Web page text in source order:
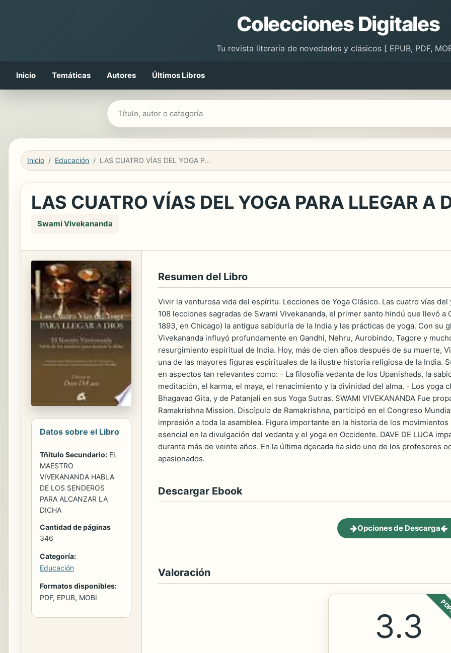
Colecciones Digitales
Tu revista literaria de novedades y clásicos [ EPUB, PDF,
Inicio Temáticas Autores Últimos Libros
Buscar libros
Inicio Educación LAS CUATRO VÍAS DEL YOGA PARA LLEGAR A DIOS
LAS CUATRO VÍAS DEL YOGA PARA LLEGAR A
Swami Vivekananda
Datos sobre el Libro
Tñitulo Secundario: EL
MAESTRO
VIVEKANANDA HABLA
DE LOS SENDEROS
PARA ALCANZAR LA
DICHA
Cantidad de páginas
346
Categoría:
Educación
Formatos disponibles:
PDF, EPUB, MOBI
Resumen del Libro
Vivir la venturosa vida del espíritu. Lecciones de Yoga Clásico. Las cuatro vías
108 lecciones sagradas de Swami Vivekananda, el primer santo hindú que llevó
1893, en Chicago) la antigua sabiduría de la India y las prácticas de yoga. Con su
Vivekananda influyó profundamente en Gandhi, Nehru, Aurobindo, Tagore y
resurgimiento espiritual de India. Hoy, más de cien años después de su muerte,
una de las mayores figuras espirituales de la ilustre historia religiosa de la India.
en aspectos tan relevantes como: - La filosofía vedanta de los Upanishads, la
meditación, el karma, el maya, el renacimiento y la divinidad del alma. - Los yoga
Bhagavad Gita, y de Patanjali en sus Yoga Sutras. SWAMI VIVEKANANDA Fue
Ramakrishna Mission. Discípulo de Ramakrishna, participó en el Congreso
impresión a toda la asamblea. Figura importante en la historia de los
esencial en la divulgación del vedanta y el yoga en Occidente. DAVE DE LUCA
durante más de veinte años. En la última dçecada ha sido uno de los profesores
apasionados.
Descargar Ebook
Opciones de Descarga
Valoración
3.3